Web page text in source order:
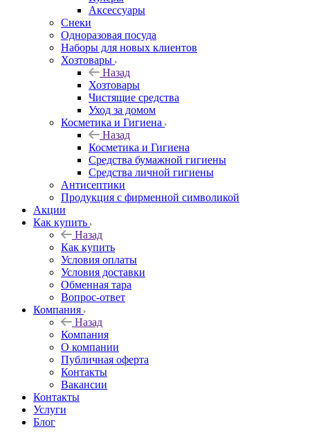
Аксессуары
Снеки
Одноразовая посуда
Наборы для новых клиентов
Хозтовары
Назад
Хозтовары
Чистящие средства
Уход за домом
Косметика и Гигиена
Назад
Косметика и Гигиена
Средства бумажной гигиены
Средства личной гигиены
Антисептики
Продукция с фирменной символикой
Акции
Как купить
Назад
Как купить
Условия оплаты
Условия доставки
Обменная тара
Вопрос-ответ
Компания
Назад
Компания
О компании
Публичная оферта
Контакты
Вакансии
Контакты
Услуги
Блог